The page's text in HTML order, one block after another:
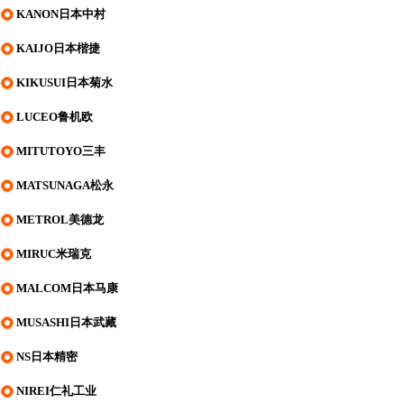
KANON日本中村
KAIJO日本楷捷
KIKUSUI日本菊水
LUCEO鲁机欧
MITUTOYO三丰
MATSUNAGA松永
METROL美德龙
MIRUC米瑞克
MALCOM日本马康
MUSASHI日本武藏
NS日本精密
NIREI仁礼工业